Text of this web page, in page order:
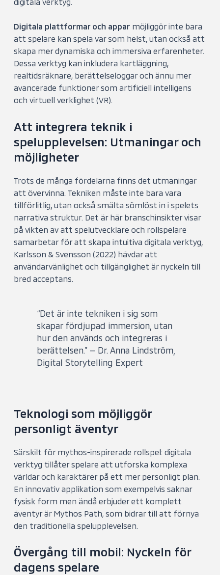
Digitala plattformar och appar möjliggör inte bara
att spelare kan spela var som helst, utan också att
skapa mer dynamiska och immersiva erfarenheter.
Dessa verktyg kan inkludera kartläggning,
realtidsräknare, berättelseloggar och ännu mer
avancerade funktioner som artificiell intelligens
och virtuell verklighet (VR).
Att integrera teknik i
spelupplevelsen: Utmaningar och
möjligheter
Trots de många fördelarna finns det utmaningar
att övervinna. Tekniken måste inte bara vara
tillförlitlig, utan också smälta sömlöst in i spelets
narrativa struktur. Det är här branschinsikter visar
på vikten av att spelutvecklare och rollspelare
samarbetar för att skapa intuitiva digitala verktyg,
Karlsson & Svensson (2022) hävdar att
användarvänlighet och tillgänglighet är nyckeln till
bred acceptans.
“Det är inte tekniken i sig som
skapar fördjupad immersion, utan
hur den används och integreras i
berättelsen.” — Dr. Anna Lindström,
Digital Storytelling Expert
Teknologi som möjliggör
personligt äventyr
Särskilt för mythos-inspirerade rollspel: digitala
verktyg tillåter spelare att utforska komplexa
världar och karaktärer på ett mer personligt plan.
En innovativ applikation som exempelvis saknar
fysisk form men ändå erbjuder ett komplett
äventyr är Mythos Path, som bidrar till att förnya
den traditionella spelupplevelsen.
Övergång till mobil: Nyckeln för
dagens spelare